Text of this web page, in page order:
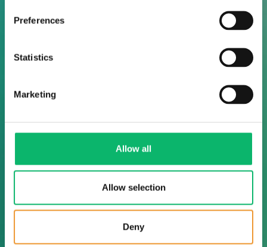
Preferences
Statistics
Marketing
Allow all
Allow selection
Deny